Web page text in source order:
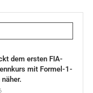
dem ersten FIA-
mit Formel-1-